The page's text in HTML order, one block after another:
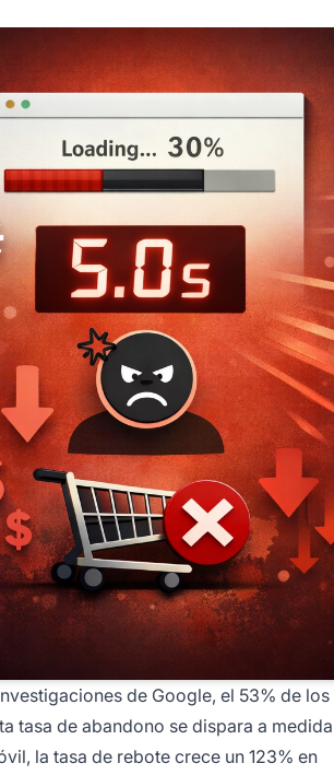
de Google, el 53% de
tasa de abandono se dispara a
la tasa de rebote crece un 123% en